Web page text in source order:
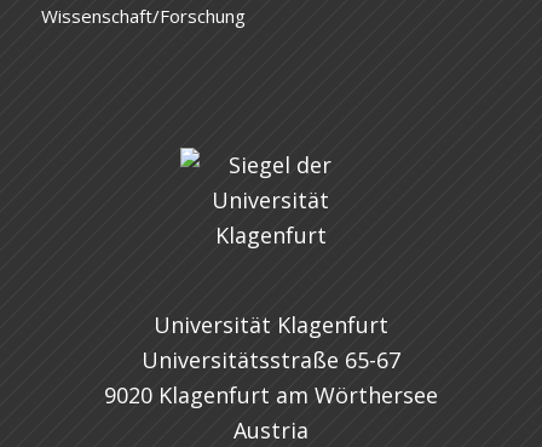
Wissenschaft/Forschung
Universität Klagenfurt
Universitätsstraße 65-67
9020 Klagenfurt am Wörthersee
Austria